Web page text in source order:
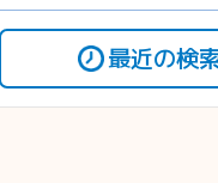
最近の検